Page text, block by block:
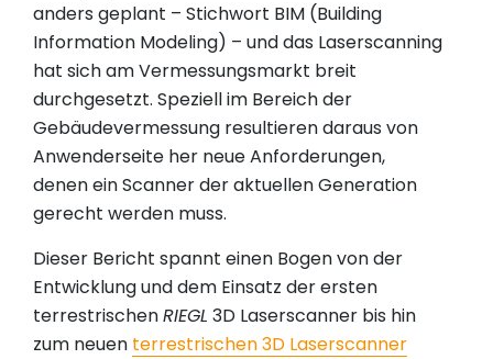
anders geplant – Stichwort BIM (Building
Information Modeling) – und das Laserscanning
hat sich am Vermessungsmarkt breit
durchgesetzt. Speziell im Bereich der
Gebäudevermessung resultieren daraus von
Anwenderseite her neue Anforderungen,
denen ein Scanner der aktuellen Generation
gerecht werden muss.
Dieser Bericht spannt einen Bogen von der
Entwicklung und dem Einsatz der ersten
terrestrischenRIEGL 3D Laserscanner bis hin
zum neuen terrestrischen 3D Laserscanner